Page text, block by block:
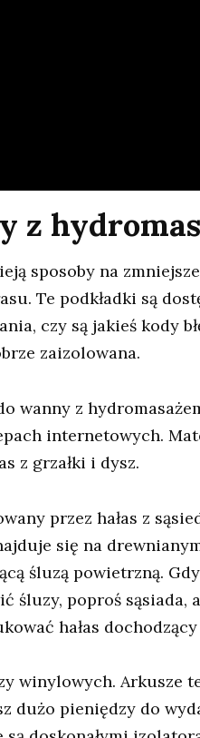
z
sposoby na
Te podkładki są
czy są jakieś kody
zaizolowana.
z
internetowych.
z grzałki i dysz.
przez hałas z
się na
śluzą powietrzną.
śluzy, poproś sąsiada,
hałas
winylowych. Arkusze
dużo pieniędzy do